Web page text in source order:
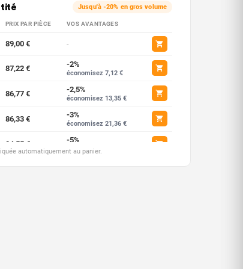
Jusqu'à -20% en gros volume
PRIX PAR PIÈCE VOS AVANTAGES
89,00 € -
87,22 € -2%
économisez 7,12 €
86,77 € -2,5%
économisez 13,35 €
86,33 € -3%
économisez 21,36 €
84,55 € -5%
économisez 44,50 €
automatiquement au panier.